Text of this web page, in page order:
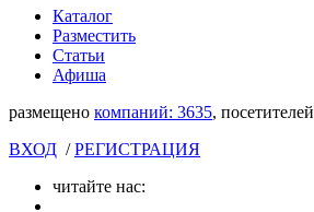
Каталог
Разместить
Статьи
Афиша
размещено компаний: 3635, посетителей
ВХОД /РЕГИСТРАЦИЯ
читайте нас: